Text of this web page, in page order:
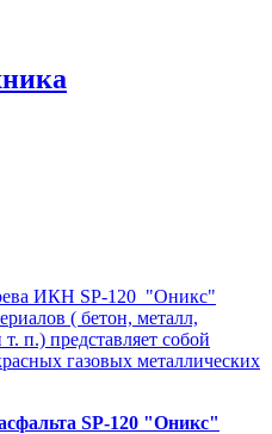
ИКН SP-120 "Оникс"
( бетон, металл,
п.) представляет собой
газовых металлических
SP-120 "Оникс"